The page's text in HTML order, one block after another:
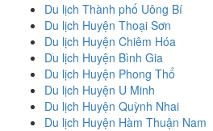
Du lịch Thành phố Uông Bí
Du lịch Huyện Thoại Sơn
Du lịch Huyện Chiêm Hóa
Du lịch Huyện Bình Gia
Du lịch Huyện Phong Thổ
Du lịch Huyện U Minh
Du lịch Huyện Quỳnh Nhai
Du lịch Huyện Hàm Thuận Nam